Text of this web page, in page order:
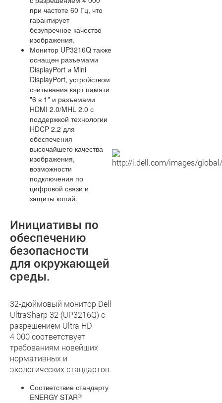
при частоте 60 Гц, что
гарантирует
безупречное качество
изображения.
Монитор UP3216Q также
оснащен разъемами
DisplayPort и Mini
DisplayPort, устройством
считывания карт памяти
"6 в 1" и разъемами
HDMI 2.0/MHL 2.0 с
поддержкой технологии
HDCP 2.2 для
обеспечения
высочайшего качества
изображения,
возможности
подключения по
цифровой связи и
защиты копий.
Инициативы по
обеспечению
безопасности
для окружающей
среды.
32-дюймовый монитор Dell
UltraSharp 32 (UP3216Q) с
разрешением Ultra HD
4 000 соответствует
требованиям новейших
нормативных и
экологических стандартов.
Соответствие стандарту
ENERGY STAR®